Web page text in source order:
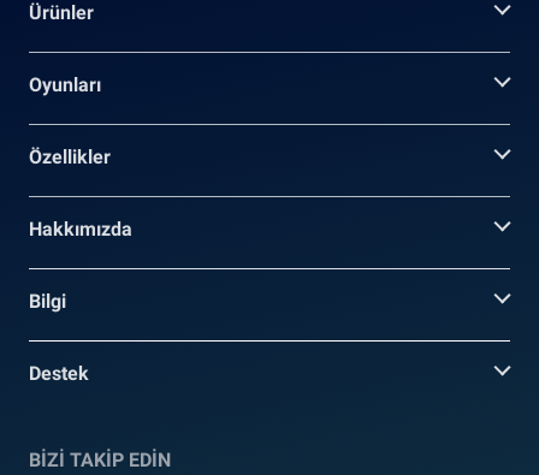
Ürünler
Oyunları
Özellikler
Hakkımızda
Bilgi
Destek
BİZİ TAKİP EDİN